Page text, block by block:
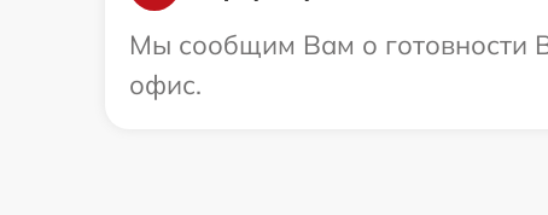
Мы сообщим Вам о готовности
офис.